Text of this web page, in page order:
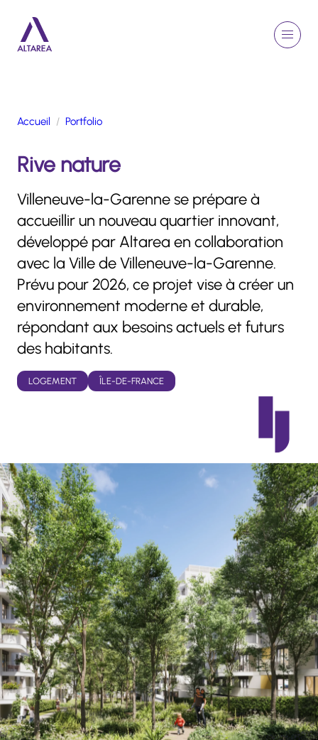
Menu
ACTIVITÉS
TALENTS
FINANCE
NEWSROOM
PORTFOLIO
Rechercher
Accueil Portfolio
Rive nature
Villeneuve-la-Garenne se prépare à
accueillir un nouveau quartier innovant,
développé par Altarea en collaboration
avec la Ville de Villeneuve-la-Garenne.
Prévu pour 2026, ce projet vise à créer un
environnement moderne et durable,
répondant aux besoins actuels et futurs
des habitants.
LOGEMENT ÎLE-DE-FRANCE